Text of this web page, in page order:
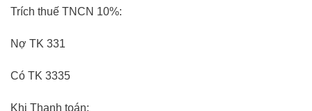
Trích thuế TNCN 10%:
Nợ TK 331
Có TK 3335
Khi Thanh toán: